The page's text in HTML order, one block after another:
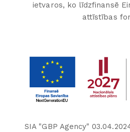
ietvaros, ko līdzfinansē
attīstības
SIA "GBP Agency"